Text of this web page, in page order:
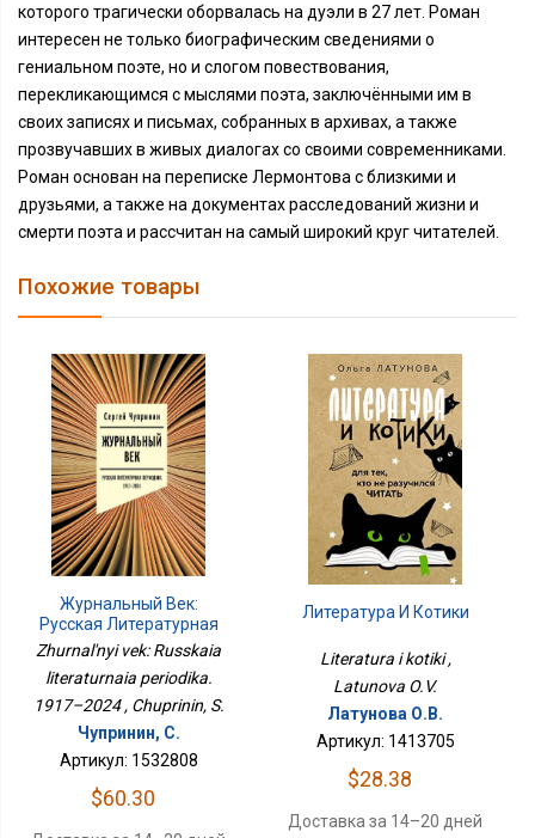
которого трагически оборвалась на дуэли в 27 лет. Роман
интересен не только биографическим сведениями о
гениальном поэте, но и слогом повествования,
перекликающимся с мыслями поэта, заключёнными им в
своих записях и письмах, собранных в архивах, а также
прозвучавших в живых диалогах со своими современниками.
Роман основан на переписке Лермонтова с близкими и
друзьями, а также на документах расследований жизни и
смерти поэта и рассчитан на самый широкий круг читателей.
Похожие товары
Журнальный Век:
Русская Литературная
Периодика. 1917–2024
Zhurnal'nyi vek: Russkaia
literaturnaia periodika.
1917–2024 , Chuprinin, S.
Чупринин, С.
Артикул: 1532808
$60.30
Литература И Котики
Literatura i kotiki ,
Latunova O.V.
Латунова О.В.
Артикул: 1413705
$28.38
Доставка за 14–20 дней